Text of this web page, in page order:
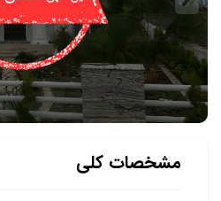
مشخصات کلی